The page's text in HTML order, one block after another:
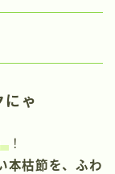
にゃ
！
本枯節を、ふわ